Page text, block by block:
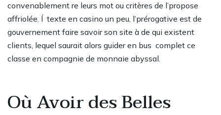
convenablement re leurs mot ou critères de l’propose
affriolée. Í texte en casino un peu, l’prérogative est de
gouvernement faire savoir son site à de qui existent
clients, lequel saurait alors guider en bus complet ce
classe en compagnie de monnaie abyssal.
Où Avoir des Belles